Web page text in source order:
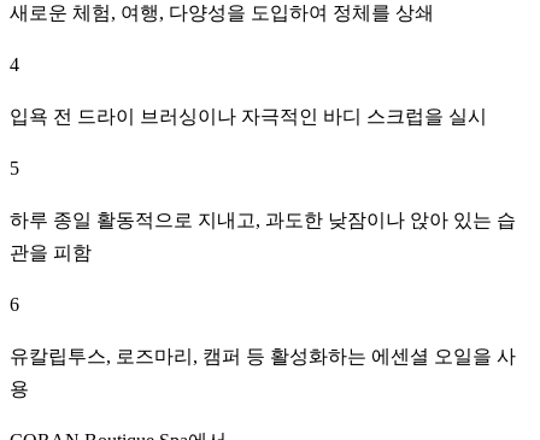
새로운 체험, 여행, 다양성을 도입하여 정체를 상쇄
4
입욕 전 드라이 브러싱이나 자극적인 바디 스크럽을 실시
5
하루 종일 활동적으로 지내고, 과도한 낮잠이나 앉아 있는 습
관을 피함
6
유칼립투스, 로즈마리, 캠퍼 등 활성화하는 에센셜 오일을 사
용